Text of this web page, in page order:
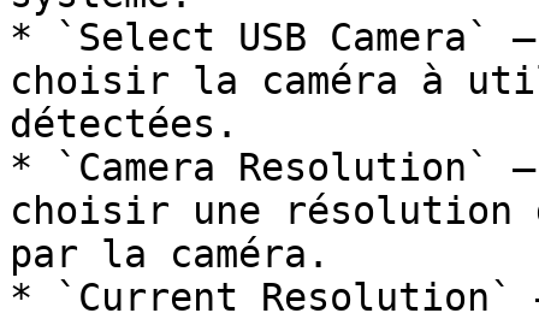
* `Select USB Camera`
choisir la caméra à
détectées.
* `Camera Resolution`
choisir une résolution
par la caméra.
* `Current